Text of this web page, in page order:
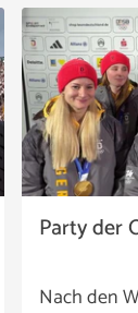
Party der
Nach den